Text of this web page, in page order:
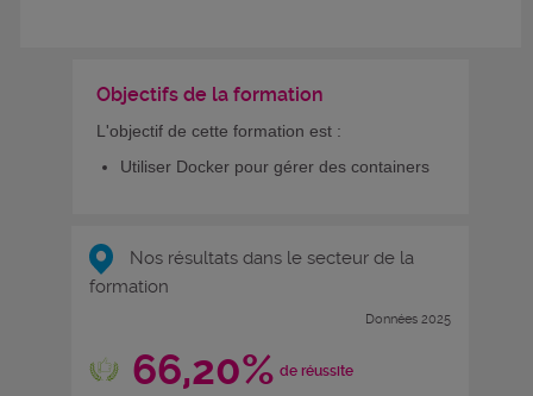
Objectifs de la formation
L'objectif de cette formation est :
Utiliser Docker pour gérer des containers
Nos résultats dans le secteur de la
formation
Données 2025
66,20% de réussite